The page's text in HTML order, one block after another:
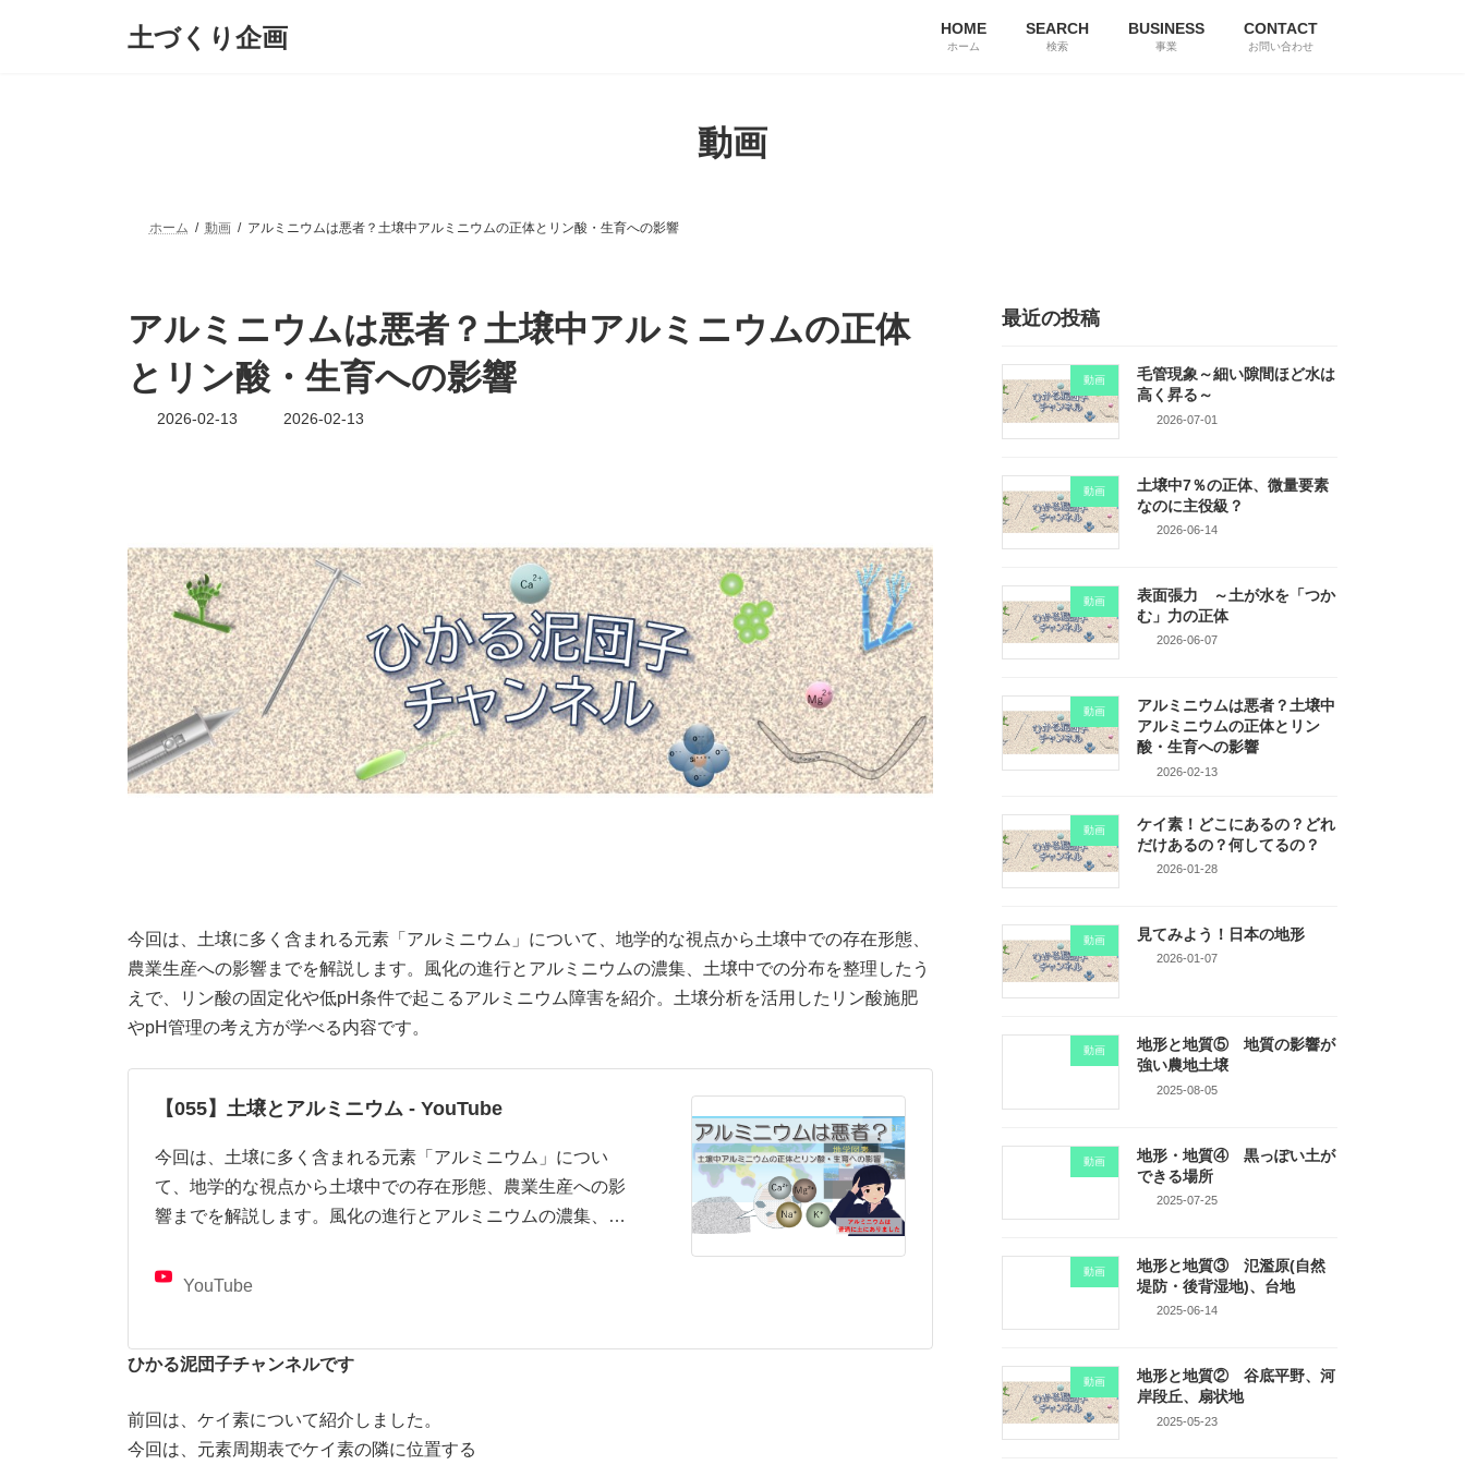
土づくり企画 HOME
ホーム
SEARCH
検索
BUSINESS
事業
CONTACT
お問い合わせ
動画
ホーム 動画 アルミニウムは悪者？土壌中アルミニウムの正体とリン酸・生育への影響
アルミニウムは悪者？土壌中アルミニウムの正体
とリン酸・生育への影響
2026-02-13
最
2026-02-13
今回は、土壌に多く含まれる元素「アルミニウム」について、地学的な視点から土壌中での存在形態、
農業生産への影響までを解説します。風化の進行とアルミニウムの濃集、土壌中での分布を整理したう
えで、リン酸の固定化や低pH条件で起こるアルミニウム障害を紹介。土壌分析を活用したリン酸施肥
やpH管理の考え方が学べる内容です。
【055】土壌とアルミニウム - YouTube
今回は、土壌に多く含まれる元素「アルミニウム」につい
て、地学的な視点から土壌中での存在形態、農業生産への影
響までを解説します。風化の進行とアルミニウムの濃集、…
YouTube
ひかる泥団子チャンネルです
前回は、ケイ素について紹介しました。
今回は、元素周期表でケイ素の隣に位置する
最近の投稿
動画
毛管現象～細い隙間ほど水は
高く昇る～
2026-07-01
動画
土壌中7％の正体、微量要素
なのに主役級？
2026-06-14
動画
表面張力 ～土が水を「つか
む」力の正体
2026-06-07
動画
アルミニウムは悪者？土壌中
アルミニウムの正体とリン
酸・生育への影響
2026-02-13
動画
ケイ素！どこにあるの？どれ
だけあるの？何してるの？
2026-01-28
動画 見てみよう！日本の地形
2026-01-07
動画
地形と地質⑤ 地質の影響が
強い農地土壌
2025-08-05
動画
地形・地質④ 黒っぽい土が
できる場所
2025-07-25
動画
地形と地質③ 氾濫原(自然
堤防・後背湿地)、台地
2025-06-14
動画
地形と地質② 谷底平野、河
岸段丘、扇状地
2025-05-23